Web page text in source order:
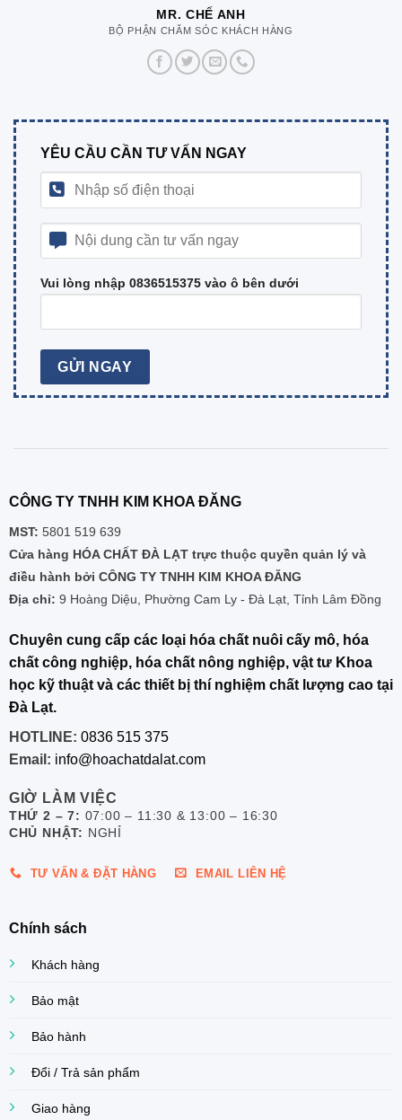
MR. CHẾ ANH
BỘ PHẬN CHĂM SÓC KHÁCH HÀNG
YÊU CẦU CẦN TƯ VẤN NGAY
Vui lòng nhập 0836515375 vào ô bên dưới
CÔNG TY TNHH KIM KHOA ĐĂNG
MST: 5801 519 639
Cửa hàng HÓA CHẤT ĐÀ LẠT trực thuộc quyền quản lý và
điều hành bởi CÔNG TY TNHH KIM KHOA ĐĂNG
Địa chỉ: 9 Hoàng Diệu, Phường Cam Ly - Đà Lạt, Tỉnh Lâm Đồng
Chuyên cung cấp các loại hóa chất nuôi cấy mô, hóa
chất công nghiệp, hóa chất nông nghiệp, vật tư Khoa
học kỹ thuật và các thiết bị thí nghiệm chất lượng cao tại
Đà Lạt.
HOTLINE: 0836 515 375
Email: info@hoachatdalat.com
GIỜ LÀM VIỆC
THỨ 2 – 7: 07:00 – 11:30 & 13:00 – 16:30
CHỦ NHẬT: NGHỈ
TƯ VẤN & ĐẶT HÀNG EMAIL LIÊN HỆ
Chính sách
Khách hàng
Bảo mật
Bảo hành
Đổi / Trả sản phẩm
Giao hàng